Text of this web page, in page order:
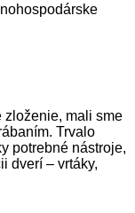
zloženie, mali sme
Trvalo
potrebné nástroje,
dverí – vrtáky,